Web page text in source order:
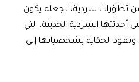
من تطوّرات سردية، تجعله يكون
أحدثتها السردية الحديثة، التي
الحكاية بشخصياتها إلى